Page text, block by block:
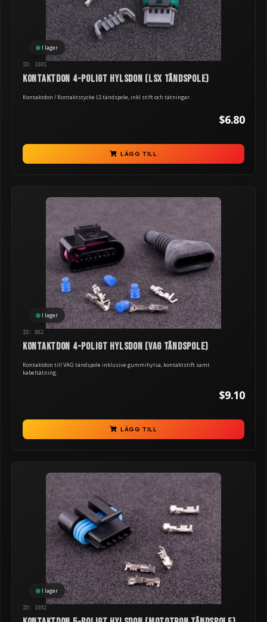
I lager
ID: 1031
Kontaktdon 4-poligt hylsdon (LSx tändspole)
Kontaktdon / Kontaktstycke LS tändspole, inkl stift och tätningar.
$6.80
LÄGG TILL
I lager
ID: 861
Kontaktdon 4-poligt hylsdon (VAG tändspole)
Kontaktdon till VAG tändspole inklusive gummihylsa, kontaktstift samt
kabeltätning.
$9.10
LÄGG TILL
I lager
ID: 1032